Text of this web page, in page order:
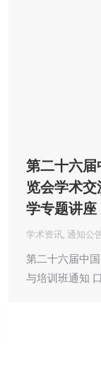
第二十六
览会学术
学专题讲座
学术资讯, 通知公
第二十六届中
与培训班通知